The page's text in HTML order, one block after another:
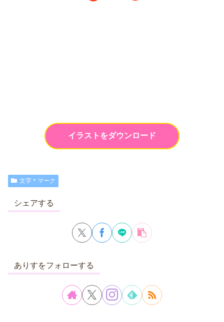
イラストをダウンロード
文字＊マーク
シェアする
ありすをフォローする